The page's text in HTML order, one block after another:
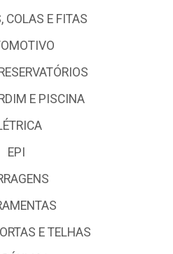
COLAS E FITAS
E PISCINA
EPI
E TELHAS